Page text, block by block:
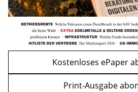
Kostenloses ePaper
Print-Ausgabe